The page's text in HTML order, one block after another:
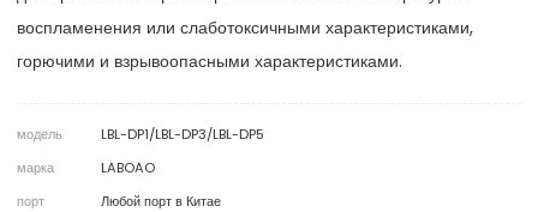
воспламенения или слаботоксичными характеристиками,
горючими и взрывоопасными характеристиками.
модель
LBL-DP1/LBL-DP3/LBL-DP5
марка
LABOAO
порт
Любой порт в Китае